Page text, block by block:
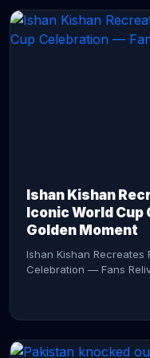
Ishan Kishan
Iconic World
Golden Moment
Ishan Kishan Recreates
Celebration — Fans